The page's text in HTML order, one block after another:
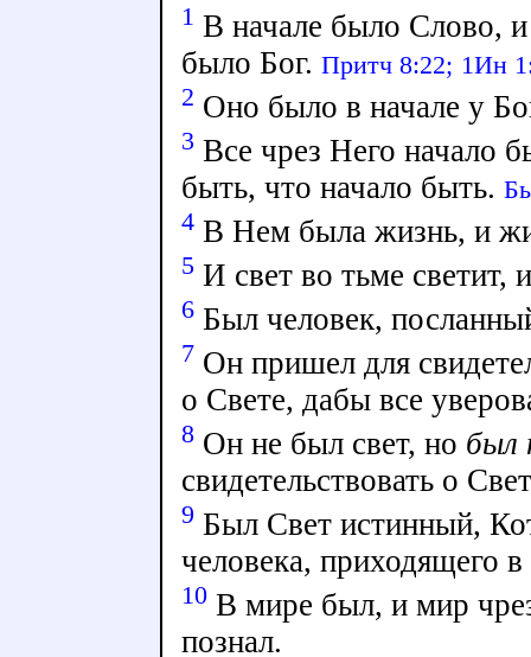
1 В начале было Слово,
было Бог. Притч 8:22; 1Ин
2 Оно было в начале у
3 Все чрез Него начало
быть, что начало быть.
4В Нем была жизнь, и
5И свет во тьме светит,
6Был человек,
7 Он пришел для
о Свете, дабы все
8Он не был свет, но был
свидетельствовать о
9 Был Свет истинный,
человека, приходящего
10В мире был, и мир
познал.